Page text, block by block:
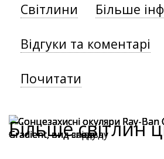
Світлини Більше
Відгуки та коментарі
Почитати
Більше світлин